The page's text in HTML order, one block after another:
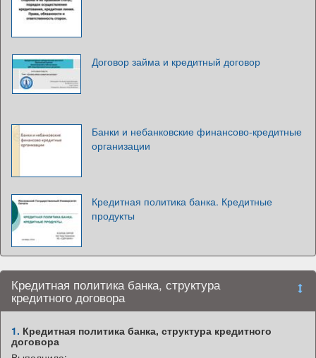
Договор займа и кредитный договор
Банки и небанковские финансово-кредитные
организации
Кредитная политика банка. Кредитные
продукты
Кредитная политика банка, структура
кредитного договора
1. Кредитная политика банка, структура кредитного
договора